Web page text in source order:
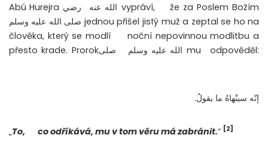
Abú Hurejra رضي الله عنه vypráví,
že za Poslem Božím
صلى الله عليه وسلم jednou přišel jistý muž a zeptal se ho na
člověka, který se modlí
noční nepovinnou modlitbu a
přesto krade. Prorokصلى
الله عليه وسلم mu odpověděl:
إنّه سينْهاهُ ما يقولُ.
„To, co odříkává, mu v tom věru má zabránit.“ [2]